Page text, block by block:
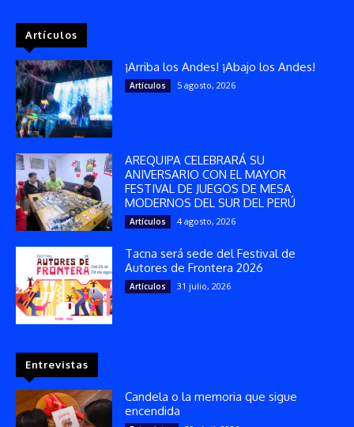
Artículos
¡Arriba los Andes! ¡Abajo los Andes!
Artículos 5 agosto, 2026
AREQUIPA CELEBRARÁ SU
ANIVERSARIO CON EL MAYOR
FESTIVAL DE JUEGOS DE MESA
MODERNOS DEL SUR DEL PERÚ
Artículos 4 agosto, 2026
Tacna será sede del Festival de
Autores de Frontera 2026
Artículos 31 julio, 2026
Entrevistas
Candela o la memoria que sigue
encendida